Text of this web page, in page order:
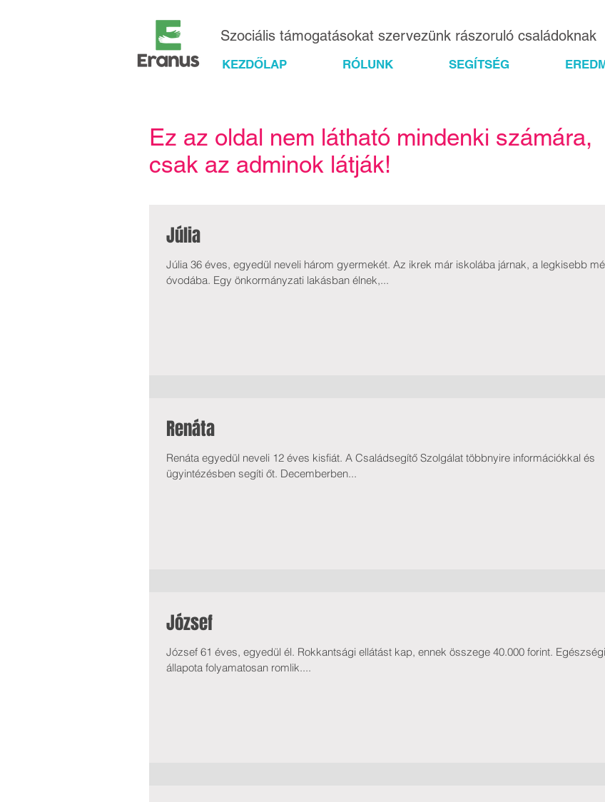
Szociális támogatásokat szervezünk rászoruló családoknak
KEZDŐLAP RÓLUNK SEGÍTSÉG
Ez az oldal nem látható mindenki számára,
csak az adminok látják!
Júlia
Júlia 36 éves, egyedül neveli három gyermekét. Az ikrek már iskolába járnak, a legkisebb
óvodába. Egy önkormányzati lakásban élnek,...
Renáta
Renáta egyedül neveli 12 éves kisfiát. A Családsegítő Szolgálat többnyire információkkal és
ügyintézésben segíti őt. Decemberben...
József
József 61 éves, egyedül él. Rokkantsági ellátást kap, ennek összege 40.000 forint. Egészségi
állapota folyamatosan romlik....